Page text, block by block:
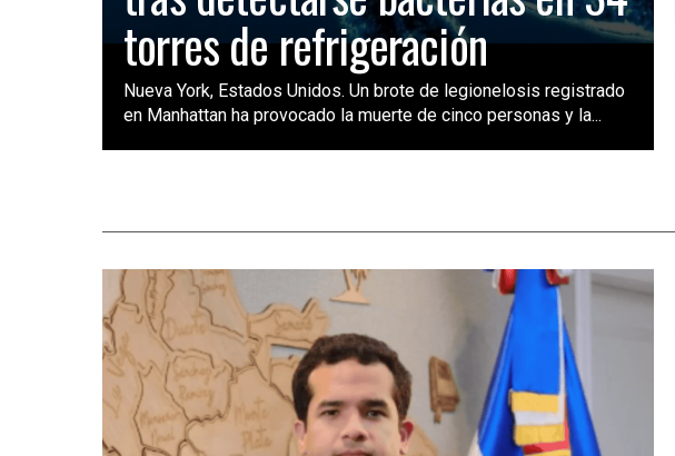
torres de refrigeración
Nueva York, Estados Unidos. Un brote de legionelosis registrado
en Manhattan ha provocado la muerte de cinco personas y la...